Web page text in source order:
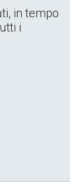
in tempo
i